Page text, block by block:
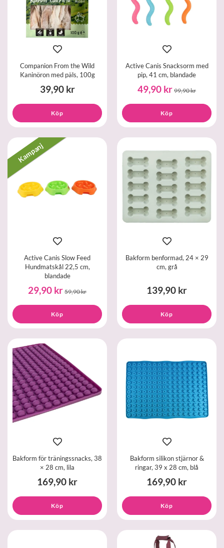
Companion From the Wild
Kaninöron med päls, 100g
39,90 kr
Köp
Active Canis Snacksorm med
pip, 41 cm, blandade
49,90 kr 99,90 kr
Köp
Kampanj
Active Canis Slow Feed
Hundmatskål 22,5 cm,
blandade
29,90 kr 59,90 kr
Köp
Bakform benformad, 24 × 29
cm, grå
139,90 kr
Köp
Bakform för träningssnacks, 38
× 28 cm, lila
169,90 kr
Köp
Bakform silikon stjärnor &
ringar, 39 x 28 cm, blå
169,90 kr
Köp